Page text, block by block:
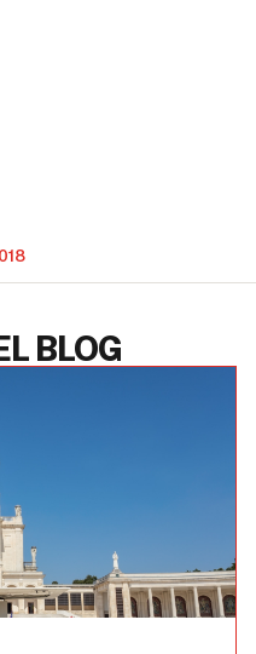
BLOG